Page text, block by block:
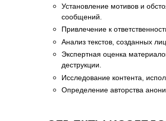
Установление мотивов и
сообщений.
Привлечение к
Анализ текстов, созданных
Экспертная оценка
деструкции.
Исследование контента,
Определение авторства